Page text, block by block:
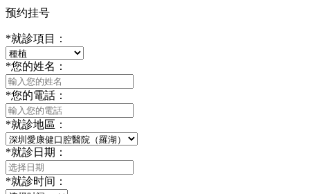
预约挂号
*就診項目：
*您的姓名：
*您的電話：
*就診地區：
*就診日期：
*就診时间：